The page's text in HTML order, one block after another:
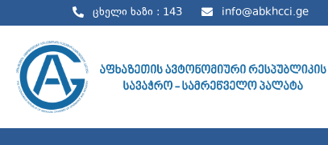
ცხელი ხაზი : 143 info@abkhcci.ge